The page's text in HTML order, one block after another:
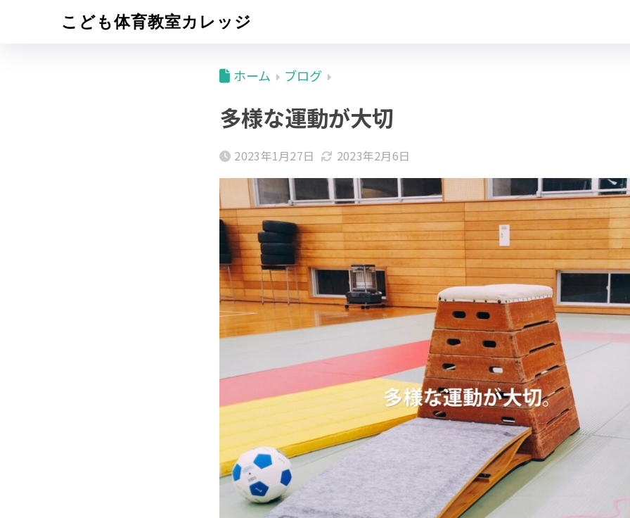
こども体育教室カレッジ
ホーム ブログ
多様な運動が大切
2023年1月27日 2023年2月6日